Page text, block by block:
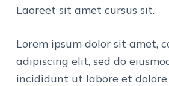
Laoreet sit amet cursus sit.
Lorem ipsum dolor sit amet,
adipiscing elit, sed do
incididunt ut labore et